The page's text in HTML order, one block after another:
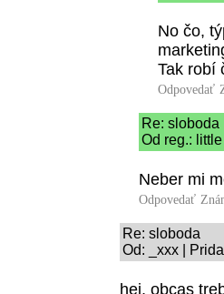
No čo,
Tak robí
Odpovedať
Re: sloboda
Od reg.:
Neber mi
Odpovedať
Re: sloboda
Od: _xxx |
hej, obcas